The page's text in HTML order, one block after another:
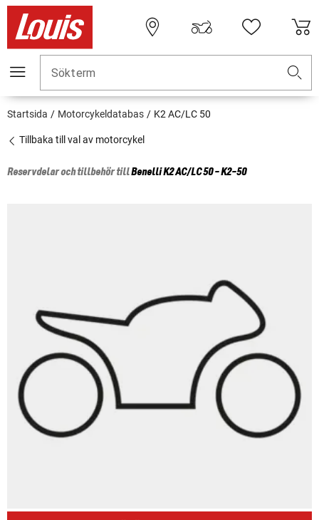
Sökterm
Startsida Motorcykeldatabas K2 AC/LC 50
Tillbaka till val av motorcykel
Reservdelar och tillbehör tillBenelliK2 AC/LC 50 - K2-50